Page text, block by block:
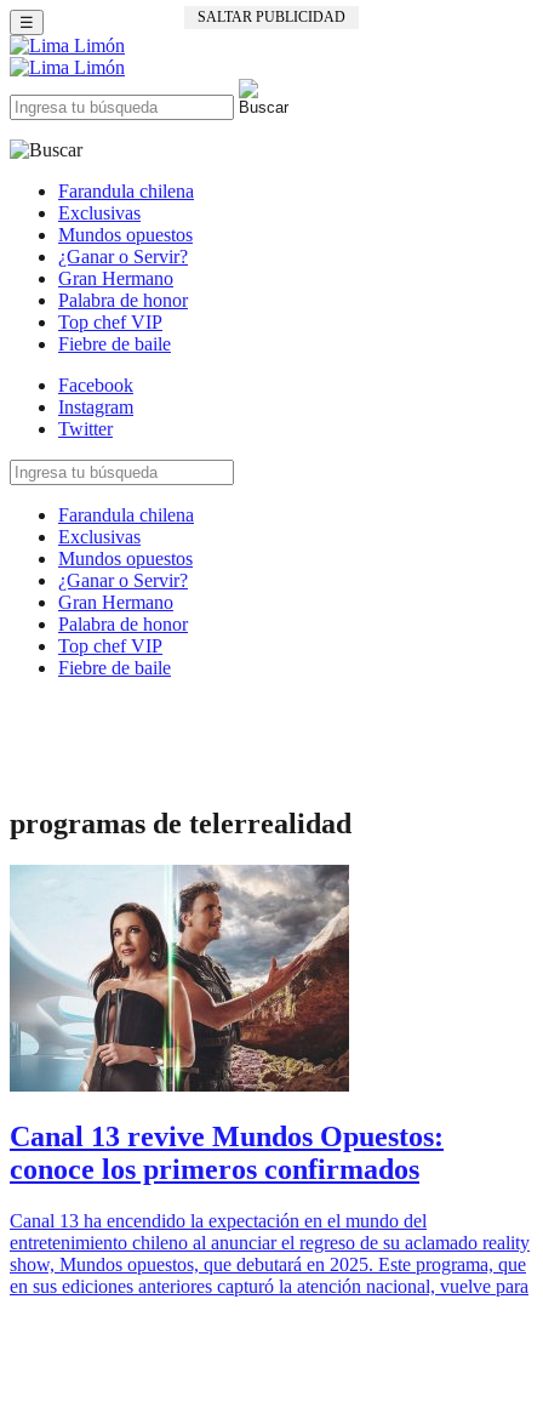
SALTAR PUBLICIDAD
☰
Farandula chilena
Exclusivas
Mundos opuestos
¿Ganar o Servir?
Gran Hermano
Palabra de honor
Top chef VIP
Fiebre de baile
Facebook
Instagram
Twitter
Farandula chilena
Exclusivas
Mundos opuestos
¿Ganar o Servir?
Gran Hermano
Palabra de honor
Top chef VIP
Fiebre de baile
programas de telerrealidad
Canal 13 revive Mundos Opuestos:
conoce los primeros confirmados
Canal 13 ha encendido la expectación en el mundo del
entretenimiento chileno al anunciar el regreso de su aclamado reality
show, Mundos opuestos, que debutará en 2025. Este programa, que
en sus ediciones anteriores capturó la atención nacional, vuelve para